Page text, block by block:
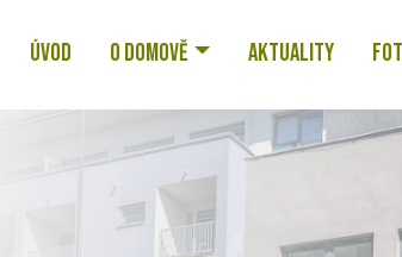
ÚVOD O DOMOVĚ AKTUALITY